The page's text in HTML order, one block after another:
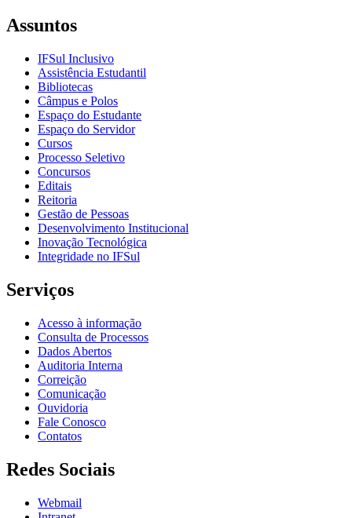
Assuntos
IFSul Inclusivo
Assistência Estudantil
Bibliotecas
Câmpus e Polos
Espaço do Estudante
Espaço do Servidor
Cursos
Processo Seletivo
Concursos
Editais
Reitoria
Gestão de Pessoas
Desenvolvimento Institucional
Inovação Tecnológica
Integridade no IFSul
Serviços
Acesso à informação
Consulta de Processos
Dados Abertos
Auditoria Interna
Correição
Comunicação
Ouvidoria
Fale Conosco
Contatos
Redes Sociais
Webmail